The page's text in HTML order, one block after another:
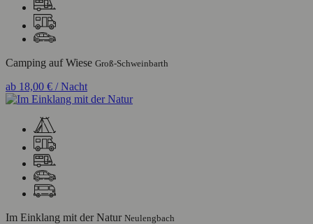
Camping auf Wiese Groß-Schweinbarth
ab 18,00 € / Nacht
Im Einklang mit der Natur Neulengbach